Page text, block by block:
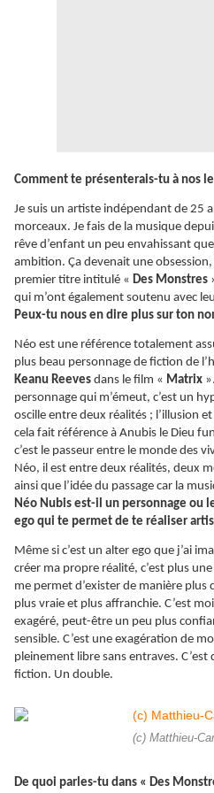
Comment te présenterais-tu à nos
Je suis un artiste indépendant de 25
morceaux. Je fais de la musique
rêve d’enfant un peu envahissant
ambition. Ça devenait une obsession,
premier titre intitulé « Des Monstres
qui m’ont également soutenu avec
Peux-tu nous en dire plus sur ton
Néo est une référence totalement
plus beau personnage de fiction de
Keanu Reeves dans le film « Matrix
personnage qui m’émeut, c’est un
oscille entre deux réalités ; l’illusion
cela fait référence à Anubis le Dieu
c’est le passeur entre le monde des
Néo, il est entre deux réalités, deux
ainsi que l’idée du passage car la
Néo Nubis est-il un personnage ou
ego qui te permet de te réaliser
Même si c’est un alter ego que j’ai
créer ma propre réalité, c’est plus
me permet d’exister de manière
plus vraie et plus affranchie. C’est
exagéré, peut-être un peu plus
sensible. C’est une exagération de
pleinement libre sans entraves.
fiction. Un double.
(c) Matthieu-
De quoi parles-tu dans « Des